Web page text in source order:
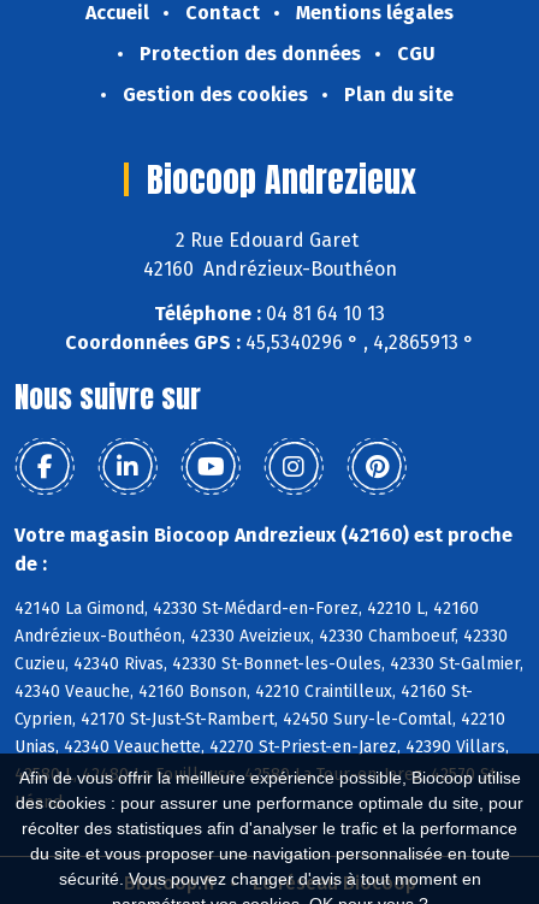
Afin de vous offrir la meilleure expérience possible, Biocoop utilise
des cookies : pour assurer une performance optimale du site, pour
récolter des statistiques afin d'analyser le trafic et la performance
du site et vous proposer une navigation personnalisée en toute
sécurité. Vous pouvez changer d'avis à tout moment en
Accueil Contact
Mentions légales
Protection des données
CGU
Gestion des cookies
Plan du site
Biocoop Andrezieux
2 Rue Edouard Garet
42160 Andrézieux-Bouthéon
Téléphone : 04 81 64 10 13
Coordonnées GPS : 45,5340296 ° , 4,2865913 °
Nous suivre sur
Votre magasin Biocoop Andrezieux (42160) est proche
de :
42140 La Gimond, 42330 St-Médard-en-Forez, 42210 L, 42160
Andrézieux-Bouthéon, 42330 Aveizieux, 42330 Chamboeuf, 42330
Cuzieu, 42340 Rivas, 42330 St-Bonnet-les-Oules, 42330 St-Galmier,
42340 Veauche, 42160 Bonson, 42210 Craintilleux, 42160 St-
Cyprien, 42170 St-Just-St-Rambert, 42450 Sury-le-Comtal, 42210
Unias, 42340 Veauchette, 42270 St-Priest-en-Jarez, 42390 Villars,
42580 L, 42480 La Fouillouse, 42580 La Tour-en-Jarez, 42570 St-
Héand
Biocoop.fr Le réseau Biocoop